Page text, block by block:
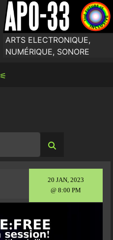
ARTS ELECTRONIQUE,
NUMÉRIQUE, SONORE
⚟
for:
20 JAN, 2023
@ 8:00 PM